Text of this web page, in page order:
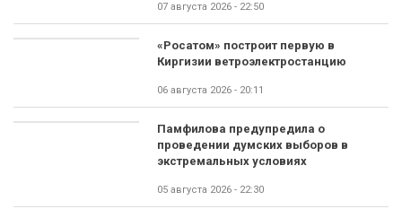
07 августа 2026 - 22:50
«Росатом» построит первую в
Киргизии ветроэлектростанцию
06 августа 2026 - 20:11
Памфилова предупредила о
проведении думских выборов в
экстремальных условиях
05 августа 2026 - 22:30